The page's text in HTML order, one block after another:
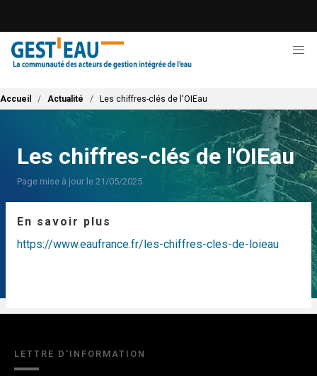
contenu
principal
Fil d'Ariane
Accueil Actualité Les chiffres-clés de l'OIEau
Les chiffres-clés de l'OIEau
Page mise à jour le 21/05/2025
En savoir plus
https://www.eaufrance.fr/les-chiffres-cles-de-loieau
LETTRE D'INFORMATION